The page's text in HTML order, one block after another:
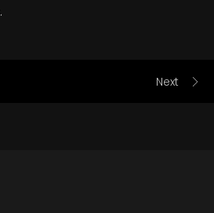
Next